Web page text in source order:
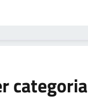
categoria